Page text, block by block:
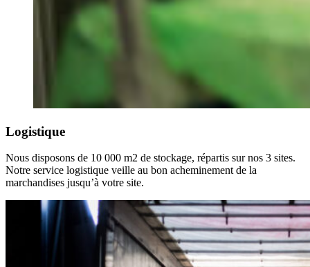
Logistique
Nous disposons de 10 000 m2 de stockage, répartis sur nos 3 sites.
Notre service logistique veille au bon acheminement de la
marchandises jusqu’à votre site.